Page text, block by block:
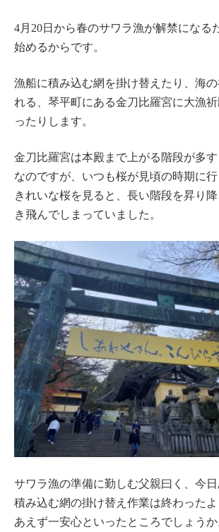
4月20日から春のサワラ漁が解禁になる
始めるからです。
漁船に積み込む網を掛け替えたり、海
れる、琴平町にある金刀比羅宮に大漁
ったりします。
金刀比羅宮は本殿まで上がる階段が多
なのですが、いつも桜が見頃の時期に
きれいな桜を見ると、長い階段を昇り
き飛んでしまっていました。
サワラ漁の準備に勤しむ父親曰く、今
積み込む網の掛け替え作業は終わった
あえず一安心といったところでしょうか